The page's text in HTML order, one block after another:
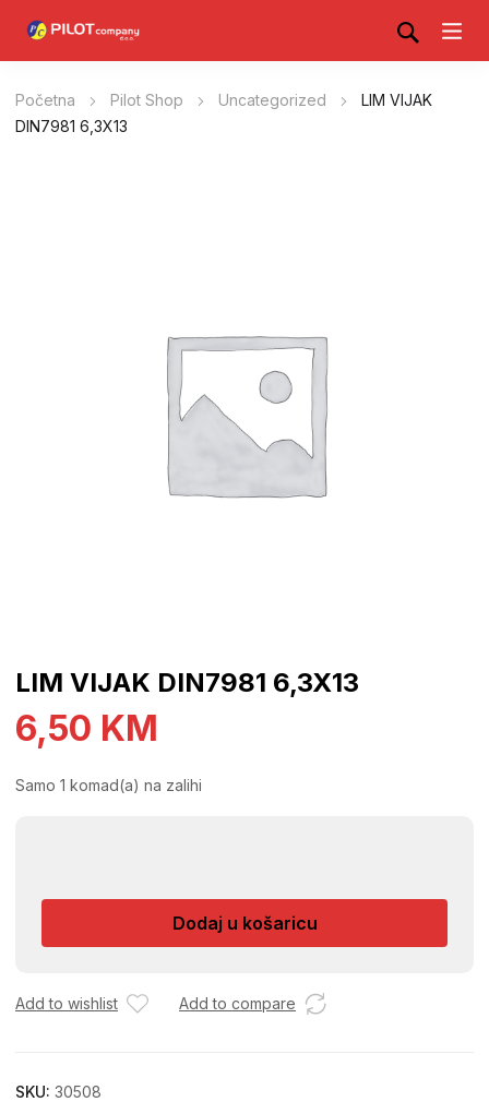
Početna Pilot Shop Uncategorized
LIM VIJAK
DIN7981 6,3X13
LIM VIJAK DIN7981 6,3X13
6,50 KM
Samo 1 komad(a) na zalihi
DIN7981
količina
Dodaj u košaricu
Add to wishlist Add to compare
SKU: 30508